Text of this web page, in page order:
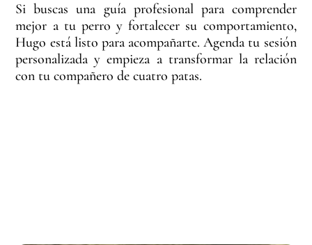
Si buscas una guía profesional para comprender
mejor a tu perro y fortalecer su comportamiento,
Hugo está listo para acompañarte. Agenda tu sesión
personalizada y empieza a transformar la relación
con tu compañero de cuatro patas.